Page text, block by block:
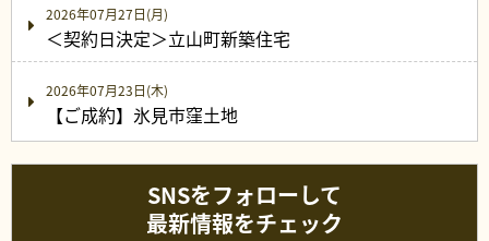
2026年07月27日(月)
＜契約日決定＞立山町新築住宅
2026年07月23日(木)
【ご成約】氷見市窪土地
SNSをフォローして
最新情報をチェック